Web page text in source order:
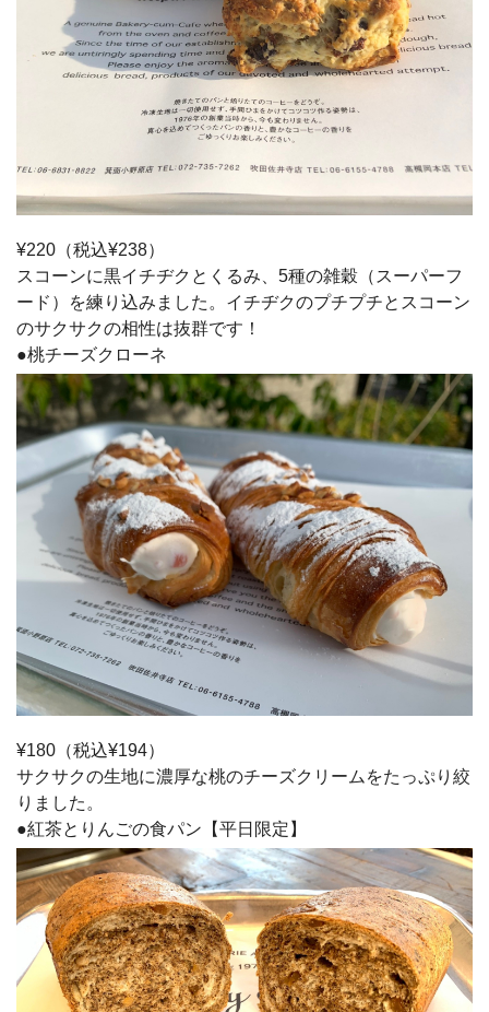
¥220（税込¥238）
スコーンに黒イチヂクとくるみ、5種の雑穀（スーパーフ
ード）を練り込みました。イチヂクのプチプチとスコーン
のサクサクの相性は抜群です！
●桃チーズクローネ
¥180（税込¥194）
サクサクの生地に濃厚な桃のチーズクリームをたっぷり絞
りました。
●紅茶とりんごの食パン【平日限定】